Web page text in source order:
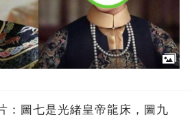
：圖七是光緒皇帝龍床，圖九